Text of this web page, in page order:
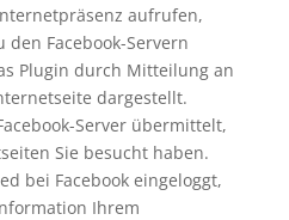
aufrufen,
Facebook-Servern
Plugin durch Mitteilung an
dargestellt.
Server übermittelt,
Sie besucht haben.
bei Facebook eingeloggt,
Ihrem